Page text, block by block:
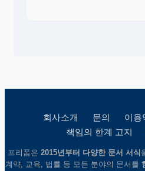
회사소개 문의 이용
책임의 한계 고지
프리폼은 2015년부터 다양한 문서 서식
계약, 교육, 법률 등 모든 분야의 문서를